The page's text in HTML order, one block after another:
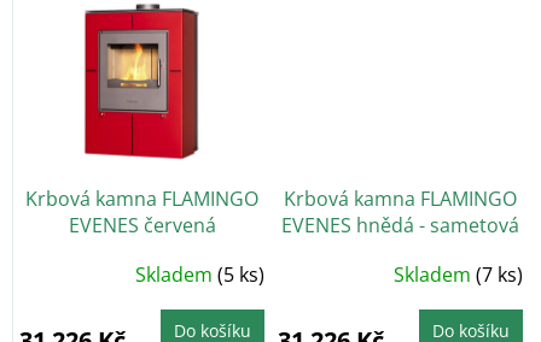
Krbová kamna FLAMINGO
EVENES červená
Skladem (5 ks)
Do košíku
Krbová kamna FLAMINGO
EVENES hnědá - sametová
Skladem (7 ks)
Do košíku